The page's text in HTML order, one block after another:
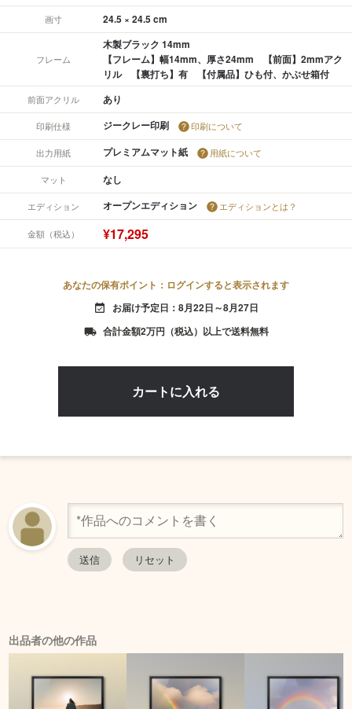
画寸 24.5 × 24.5 cm
フレーム
木製ブラック 14mm
【フレーム】幅14mm、厚さ24mm 【前面】2mmアク
リル 【裏打ち】有 【付属品】ひも付、かぶせ箱付
前面アクリル あり
印刷仕様 ジークレー印刷 印刷について
出力用紙 プレミアムマット紙 用紙について
マット なし
エディション オープンエディション エディションとは？
金額（税込） ¥17,295
あなたの保有ポイント：ログインすると表示されます
event_available お届け予定日：8月22日～8月27日
local_shipping 合計金額2万円（税込）以上で送料無料
出品者の他の作品